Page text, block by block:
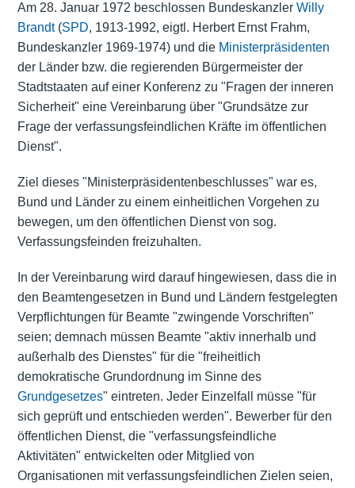
Am 28. Januar 1972 beschlossen Bundeskanzler Willy
Brandt(SPD, 1913-1992, eigtl. Herbert Ernst Frahm,
Bundeskanzler 1969-1974) und die Ministerpräsidenten
der Länder bzw. die regierenden Bürgermeister der
Stadtstaaten auf einer Konferenz zu "Fragen der inneren
Sicherheit" eine Vereinbarung über "Grundsätze zur
Frage der verfassungsfeindlichen Kräfte im öffentlichen
Dienst".
Ziel dieses "Ministerpräsidentenbeschlusses" war es,
Bund und Länder zu einem einheitlichen Vorgehen zu
bewegen, um den öffentlichen Dienst von sog.
Verfassungsfeinden freizuhalten.
In der Vereinbarung wird darauf hingewiesen, dass die in
den Beamtengesetzen in Bund und Ländern festgelegten
Verpflichtungen für Beamte "zwingende Vorschriften"
seien; demnach müssen Beamte "aktiv innerhalb und
außerhalb des Dienstes" für die "freiheitlich
demokratische Grundordnung im Sinne des
Grundgesetzes" eintreten. Jeder Einzelfall müsse "für
sich geprüft und entschieden werden". Bewerber für den
öffentlichen Dienst, die "verfassungsfeindliche
Aktivitäten" entwickelten oder Mitglied von
Organisationen mit verfassungsfeindlichen Zielen seien,